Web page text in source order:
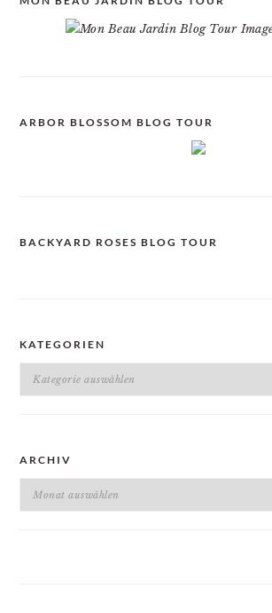
ARBOR BLOSSOM BLOG TOUR
BACKYARD ROSES BLOG TOUR
KATEGORIEN
Kategorien
ARCHIV
Archiv